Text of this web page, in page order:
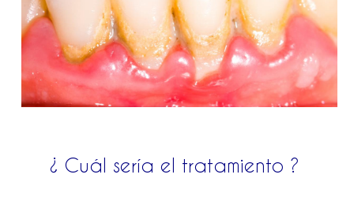
¿ Cuál sería el tratamiento ?